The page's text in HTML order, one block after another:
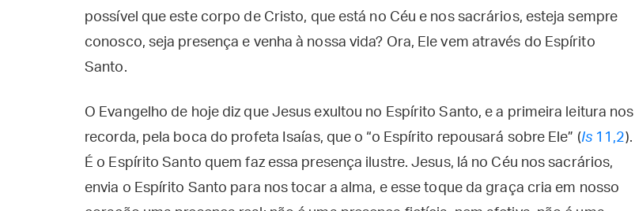
possível que este corpo de Cristo, que está no Céu e nos sacrários, esteja sempre
conosco, seja presença e venha à nossa vida? Ora, Ele vem através do Espírito
Santo.
O Evangelho de hoje diz que Jesus exultou no Espírito Santo, e a primeira leitura nos
recorda, pela boca do profeta Isaías, que o “o Espírito repousará sobre Ele” (Is 11,2).
É o Espírito Santo quem faz essa presença ilustre. Jesus, lá no Céu nos sacrários,
envia o Espírito Santo para nos tocar a alma, e esse toque da graça cria em nosso